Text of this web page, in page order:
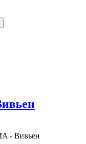
- Вивьен